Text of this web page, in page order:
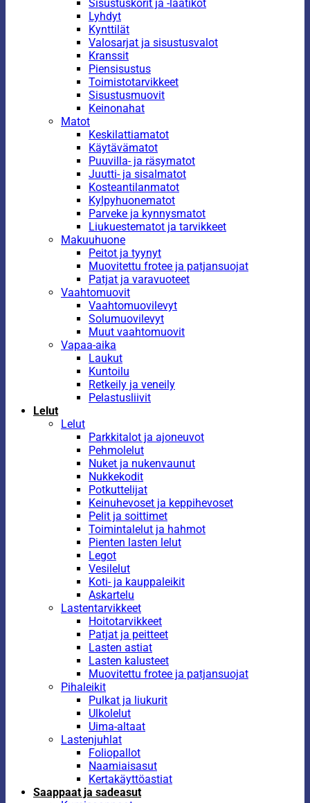
Sisustuskorit ja -laatikot
Lyhdyt
Kynttilät
Valosarjat ja sisustusvalot
Kranssit
Piensisustus
Toimistotarvikkeet
Sisustusmuovit
Keinonahat
Matot
Keskilattiamatot
Käytävämatot
Puuvilla- ja räsymatot
Juutti- ja sisalmatot
Kosteantilanmatot
Kylpyhuonematot
Parveke ja kynnysmatot
Liukuestematot ja tarvikkeet
Makuuhuone
Peitot ja tyynyt
Muovitettu frotee ja patjansuojat
Patjat ja varavuoteet
Vaahtomuovit
Vaahtomuovilevyt
Solumuovilevyt
Muut vaahtomuovit
Vapaa-aika
Laukut
Kuntoilu
Retkeily ja veneily
Pelastusliivit
Lelut
Lelut
Parkkitalot ja ajoneuvot
Pehmolelut
Nuket ja nukenvaunut
Nukkekodit
Potkuttelijat
Keinuhevoset ja keppihevoset
Pelit ja soittimet
Toimintalelut ja hahmot
Pienten lasten lelut
Legot
Vesilelut
Koti- ja kauppaleikit
Askartelu
Lastentarvikkeet
Hoitotarvikkeet
Patjat ja peitteet
Lasten astiat
Lasten kalusteet
Muovitettu frotee ja patjansuojat
Pihaleikit
Pulkat ja liukurit
Ulkolelut
Uima-altaat
Lastenjuhlat
Foliopallot
Naamiaisasut
Kertakäyttöastiat
Saappaat ja sadeasut